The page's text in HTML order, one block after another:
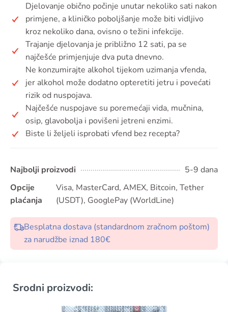
Djelovanje obično počinje unutar nekoliko sati nakon
primjene, a kliničko poboljšanje može biti vidljivo
kroz nekoliko dana, ovisno o težini infekcije.
Trajanje djelovanja je približno 12 sati, pa se
najčešće primjenjuje dva puta dnevno.
Ne konzumirajte alkohol tijekom uzimanja vfenda,
jer alkohol može dodatno opteretiti jetru i povećati
rizik od nuspojava.
Najčešće nuspojave su poremećaji vida, mučnina,
osip, glavobolja i povišeni jetreni enzimi.
Biste li željeli isprobati vfend bez recepta?
Najbolji proizvodi
5-9 dana
Opcije
plaćanja
Visa, MasterCard, AMEX, Bitcoin, Tether
(USDT), GooglePay (WorldLine)
Besplatna dostava (standardnom zračnom poštom)
za narudžbe iznad 180€
Srodni proizvodi: